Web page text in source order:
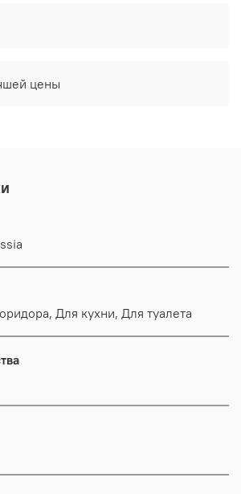
цены
Для кухни, Для туалета